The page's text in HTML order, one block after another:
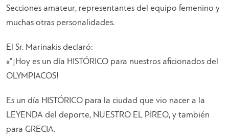
Secciones amateur, representantes del equipo femenino y
muchas otras personalidades.
El Sr. Marinakis declaró:
«”¡Hoy es un día HISTÓRICO para nuestros aficionados del
OLYMPIACOS!
Es un día HISTÓRICO para la ciudad que vio nacer a la
LEYENDA del deporte, NUESTRO EL PIREO, y también
para GRECIA.